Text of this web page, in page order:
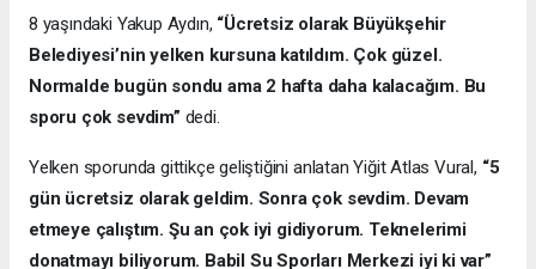
8 yaşındaki Yakup Aydın, “Ücretsiz olarak Büyükşehir
Belediyesi’nin yelken kursuna katıldım. Çok güzel.
Normalde bugün sondu ama 2 hafta daha kalacağım. Bu
sporu çok sevdim” dedi.
Yelken sporunda gittikçe geliştiğini anlatan Yiğit Atlas Vural, “5
gün ücretsiz olarak geldim. Sonra çok sevdim. Devam
etmeye çalıştım. Şu an çok iyi gidiyorum. Teknelerimi
donatmayı biliyorum. Babil Su Sporları Merkezi iyi ki var”